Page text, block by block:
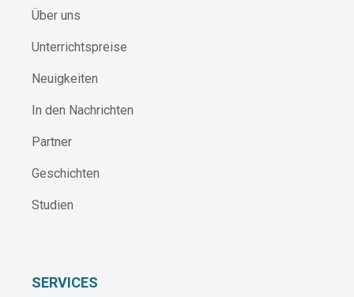
Über uns
Unterrichtspreise
Neuigkeiten
In den Nachrichten
Partner
Geschichten
Studien
SERVICES